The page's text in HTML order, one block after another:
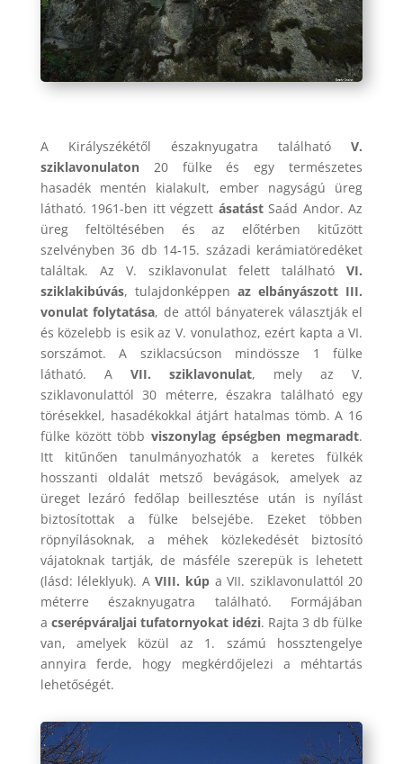
A Királyszékétől északnyugatra találhatóV.
sziklavonulaton20 fülke és egy természetes
hasadék mentén kialakult, ember nagyságú üreg
látható. 1961-ben itt végzett ásatástSaád Andor. Az
üreg feltöltésében és az előtérben kitűzött
szelvényben 36 db 14-15. századi kerámiatöredéket
találtak. Az V. sziklavonulat felett találhatóVI.
sziklakibúvás, tulajdonképpen az elbányászott III.
vonulat folytatása, de attól bányaterek választják el
és közelebb is esik az V. vonulathoz, ezért kapta a VI.
sorszámot. A sziklacsúcson mindössze 1 fülke
látható. AVII. sziklavonulat, mely az V.
sziklavonulattól 30 méterre, északra található egy
törésekkel, hasadékokkal átjárt hatalmas tömb. A 16
fülke között több viszonylag épségben megmaradt.
Itt kitűnően tanulmányozhatók a keretes fülkék
hosszanti oldalát metsző bevágások, amelyek az
üreget lezáró fedőlap beillesztése után is nyílást
biztosítottak a fülke belsejébe. Ezeket többen
röpnyílásoknak, a méhek közlekedését biztosító
vájatoknak tartják, de másféle szerepük is lehetett
(lásd: léleklyuk). AVIII. kúp a VII. sziklavonulattól 20
méterre északnyugatra található. Formájában
a cserépváraljai tufatornyokat idézi. Rajta 3 db fülke
van, amelyek közül az 1. számú hossztengelye
annyira ferde, hogy megkérdőjelezi a méhtartás
lehetőségét.